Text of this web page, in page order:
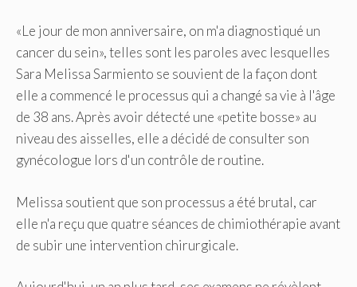
«Le jour de mon anniversaire, on m'a diagnostiqué un
cancer du sein», telles sont les paroles avec lesquelles
Sara Melissa Sarmiento se souvient de la façon dont
elle a commencé le processus qui a changé sa vie à l'âge
de 38 ans. Après avoir détecté une «petite bosse» au
niveau des aisselles, elle a décidé de consulter son
gynécologue lors d'un contrôle de routine.
Melissa soutient que son processus a été brutal, car
elle n'a reçu que quatre séances de chimiothérapie avant
de subir une intervention chirurgicale.